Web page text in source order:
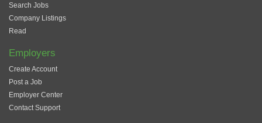
Search Jobs
Company Listings
Read
Employers
Create Account
Post a Job
Employer Center
Contact Support